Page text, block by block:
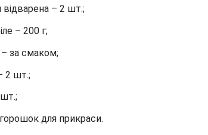
відварена – 2 шт.;
– 200 г;
за смаком;
2 шт.;
для прикраси.